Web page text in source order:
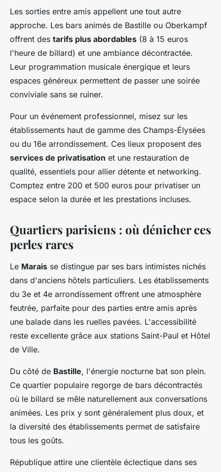
Les sorties entre amis appellent une tout autre
approche. Les bars animés de Bastille ou Oberkampf
offrent des tarifs plus abordables (8 à 15 euros
l'heure de billard) et une ambiance décontractée.
Leur programmation musicale énergique et leurs
espaces généreux permettent de passer une soirée
conviviale sans se ruiner.
Pour un événement professionnel, misez sur les
établissements haut de gamme des Champs-Élysées
ou du 16e arrondissement. Ces lieux proposent des
services de privatisation et une restauration de
qualité, essentiels pour allier détente et networking.
Comptez entre 200 et 500 euros pour privatiser un
espace selon la durée et les prestations incluses.
Quartiers parisiens : où dénicher ces
perles rares
Le Marais se distingue par ses bars intimistes nichés
dans d'anciens hôtels particuliers. Les établissements
du 3e et 4e arrondissement offrent une atmosphère
feutrée, parfaite pour des parties entre amis après
une balade dans les ruelles pavées. L'accessibilité
reste excellente grâce aux stations Saint-Paul et Hôtel
de Ville.
Du côté de Bastille, l'énergie nocturne bat son plein.
Ce quartier populaire regorge de bars décontractés
où le billard se mêle naturellement aux conversations
animées. Les prix y sont généralement plus doux, et
la diversité des établissements permet de satisfaire
tous les goûts.
République attire une clientèle éclectique dans ses